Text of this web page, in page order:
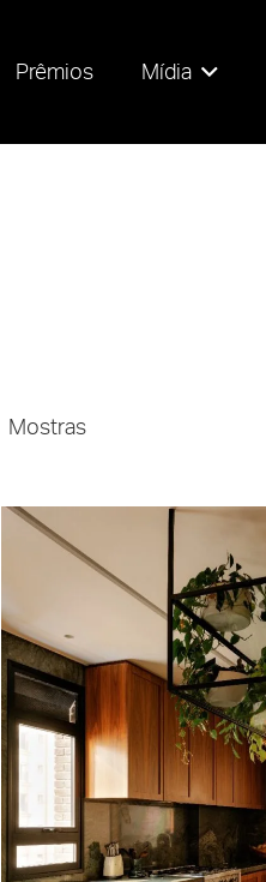
Prêmios Mídia
Mostras